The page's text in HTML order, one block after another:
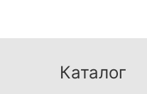
Каталог